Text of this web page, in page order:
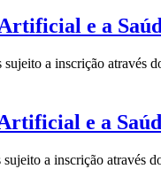
e a
sujeito a inscrição através
e a
a inscrição através